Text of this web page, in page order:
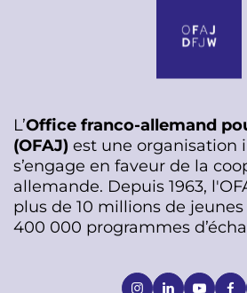
L’Office franco-allemand
(OFAJ) est une organisation
s’engage en faveur de la
allemande. Depuis 1963,
plus de 10 millions de
400 000 programmes